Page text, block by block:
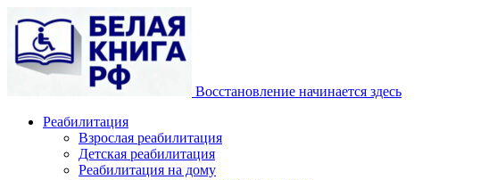
Восстановление начинается здесь
Реабилитация
Взрослая реабилитация
Детская реабилитация
Реабилитация на дому